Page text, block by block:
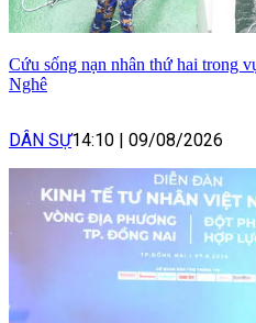
Cứu sống nạn nhân thứ hai trong
Nghê
DÂN SỰ14:10 09/08/2026